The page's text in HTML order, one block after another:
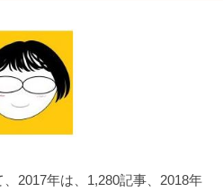
2017年は、1,280記事、2018年